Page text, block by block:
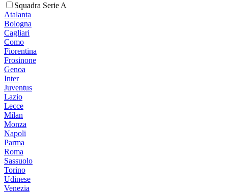
Squadra Serie A
Atalanta
Bologna
Cagliari
Como
Fiorentina
Frosinone
Genoa
Inter
Juventus
Lazio
Lecce
Milan
Monza
Napoli
Parma
Roma
Sassuolo
Torino
Udinese
Venezia